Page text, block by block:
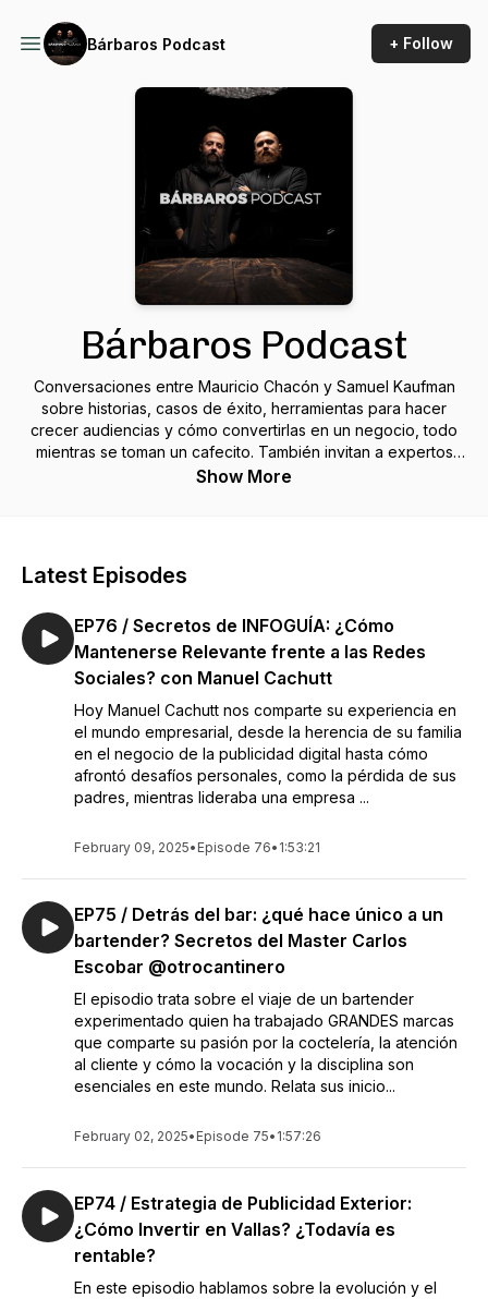
Bárbaros Podcast + Follow
Bárbaros Podcast
Conversaciones entre Mauricio Chacón y Samuel Kaufman
sobre historias, casos de éxito, herramientas para hacer
crecer audiencias y cómo convertirlas en un negocio, todo
mientras se toman un cafecito. También invitan a expertos
que comparten sus estrategias, secretos y experiencias de
Show More
Latest Episodes
EP76 / Secretos de INFOGUÍA: ¿Cómo
Mantenerse Relevante frente a las Redes
Sociales? con Manuel Cachutt
Hoy Manuel Cachutt nos comparte su experiencia en
el mundo empresarial, desde la herencia de su familia
en el negocio de la publicidad digital hasta cómo
afrontó desafíos personales, como la pérdida de sus
padres, mientras lideraba una empresa ...
February 09, 2025• Episode 76• 1:53:21
EP75 / Detrás del bar: ¿qué hace único a un
bartender? Secretos del Master Carlos
Escobar @otrocantinero
El episodio trata sobre el viaje de un bartender
experimentado quien ha trabajado GRANDES marcas
que comparte su pasión por la coctelería, la atención
al cliente y cómo la vocación y la disciplina son
esenciales en este mundo. Relata sus inicio...
February 02, 2025• Episode 75• 1:57:26
EP74 / Estrategia de Publicidad Exterior:
¿Cómo Invertir en Vallas? ¿Todavía es
rentable?
En este episodio hablamos sobre la evolución y el